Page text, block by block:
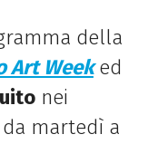
della
Art Week ed
nei
da martedì a